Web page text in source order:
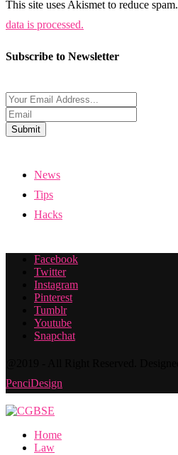
This site uses Akismet to reduce spam.
data is processed.
Subscribe to Newsletter
Submit
News
Tips
Hacks
Facebook
Twitter
Instagram
Pinterest
Tumblr
Youtube
Snapchat
PenciDesign
Home
Law